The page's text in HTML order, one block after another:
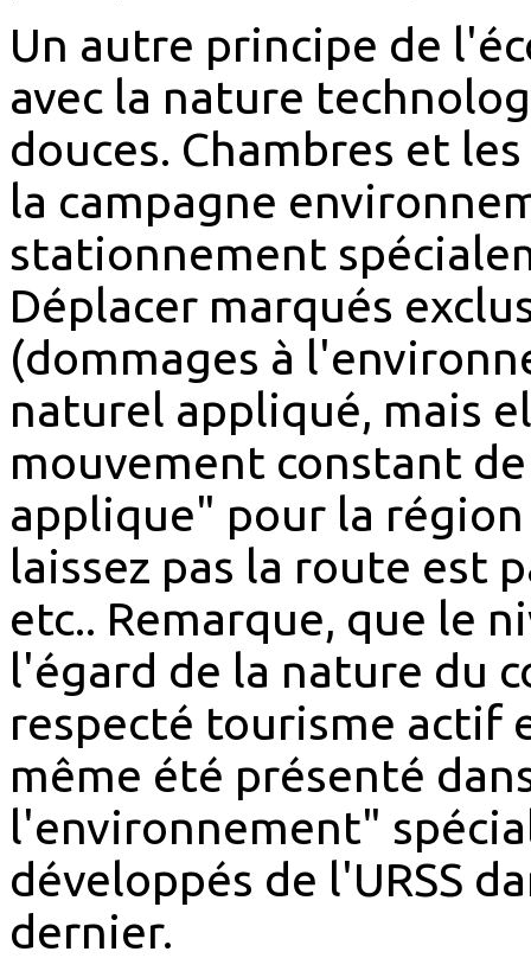
Un autre principe de
avec la nature
douces. Chambres et
la campagne
stationnement
Déplacer marqués
(dommages à
naturel appliqué, mais
mouvement constant
applique" pour la
laissez pas la route est
etc.. Remarque, que le
l'égard de la nature du
respecté tourisme actif
même été présenté
l'environnement"
développés de l'URSS
dernier.